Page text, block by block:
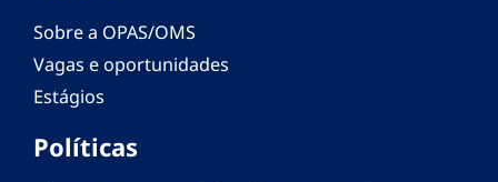
Sobre a OPAS/OMS
Vagas e oportunidades
Estágios
Políticas